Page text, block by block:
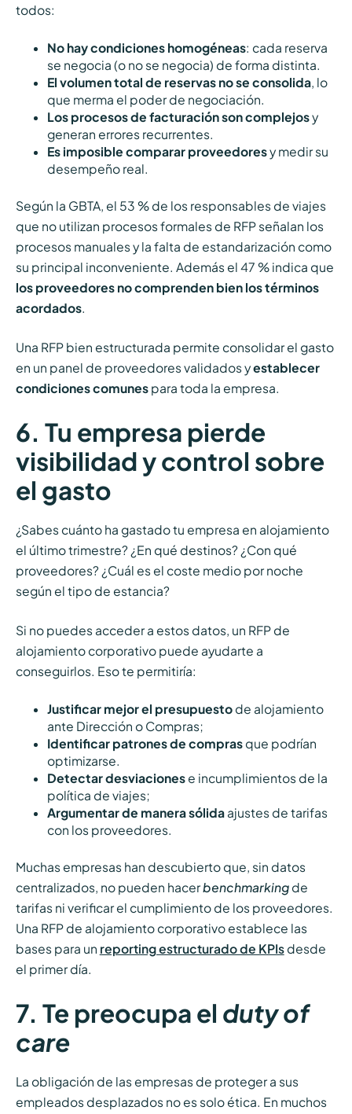
todos:
No hay condiciones homogéneas: cada reserva
se negocia (o no se negocia) de forma distinta.
El volumen total de reservas no se consolida, lo
que merma el poder de negociación.
Los procesos de facturación son complejosy
generan errores recurrentes.
Es imposible comparar proveedoresy medir su
desempeño real.
Según la GBTA, el 53 % de los responsables de viajes
que no utilizan procesos formales de RFP señalan los
procesos manuales y la falta de estandarización como
su principal inconveniente. Además el 47 % indica que
los proveedores no comprenden bien los términos
acordados.
Una RFP bien estructurada permite consolidar el gasto
en un panel de proveedores validados yestablecer
condiciones comunespara toda la empresa.
6. Tu empresa pierde
visibilidad y control sobre
el gasto
¿Sabes cuánto ha gastado tu empresa en alojamiento
el último trimestre? ¿En qué destinos? ¿Con qué
proveedores? ¿Cuál es el coste medio por noche
según el tipo de estancia?
Si no puedes acceder a estos datos, un RFP de
alojamiento corporativo puede ayudarte a
conseguirlos. Eso te permitiría:
Justificar mejor el presupuestode alojamiento
ante Dirección o Compras;
Identificar patrones de comprasque podrían
optimizarse.
Detectar desviacionese incumplimientos de la
política de viajes;
Argumentar de manera sólidaajustes de tarifas
con los proveedores.
Muchas empresas han descubierto que, sin datos
centralizados, no pueden hacerbenchmarkingde
tarifas ni verificar el cumplimiento de los proveedores.
Una RFP de alojamiento corporativo establece las
bases para un reporting estructurado de KPIsdesde
el primer día.
7. Te preocupa el duty of
care
La obligación de las empresas de proteger a sus
empleados desplazados no es solo ética. En muchos